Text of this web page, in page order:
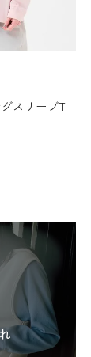
スリーブT